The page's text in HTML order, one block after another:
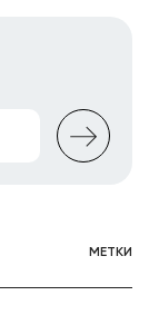
МЕТКИ